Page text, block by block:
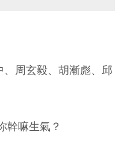
周玄毅、胡漸彪、邱
幹嘛生氣？